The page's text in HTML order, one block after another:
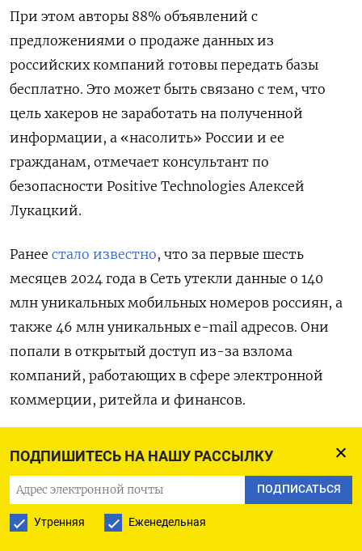
ПОДПИШИТЕСЬ НА НАШУ РАССЫЛКУ
ПОДПИСАТЬСЯ
Утренняя Еженедельная
При этом авторы 88% объявлений с
предложениями о продаже данных из
российских компаний готовы передать базы
бесплатно. Это может быть связано с тем, что
цель хакеров не заработать на полученной
информации, а «насолить» России и ее
гражданам, отмечает консультант по
безопасности Positive Technologies Алексей
Лукацкий.
Ранее стало известно, что за первые шесть
месяцев 2024 года в Сеть утекли данные о 140
млн уникальных мобильных номеров россиян, а
также 46 млн уникальных e-mail адресов. Они
попали в открытый доступ из-за взлома
компаний, работающих в сфере электронной
коммерции, ритейла и финансов.
Всего по итогам 2023 года в стране были активны
258 млн сим-карт. Таким образом, можно
говорить о том, что «данные почти каждого
человека в том или ином объеме (как минимум